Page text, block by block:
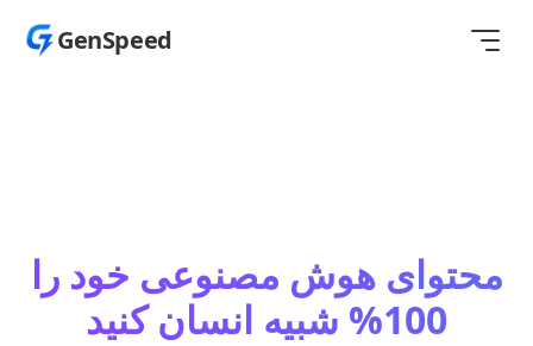
GenSpeed
محتوای هوش مصنوعی خود را
100% شبیه انسان کنید